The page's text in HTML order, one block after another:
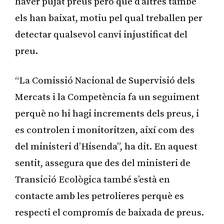
els han baixat, motiu pel qual treballen per
detectar qualsevol canvi injustificat del
preu.
“La Comissió Nacional de Supervisió dels
Mercats i la Competència fa un seguiment
perquè no hi hagi increments dels preus, i
es controlen i monitoritzen, així com des
del ministeri d’Hisenda”, ha dit. En aquest
sentit, assegura que des del ministeri de
Transició Ecològica també s’està en
contacte amb les petrolieres perquè es
respecti el compromís de baixada de preus.